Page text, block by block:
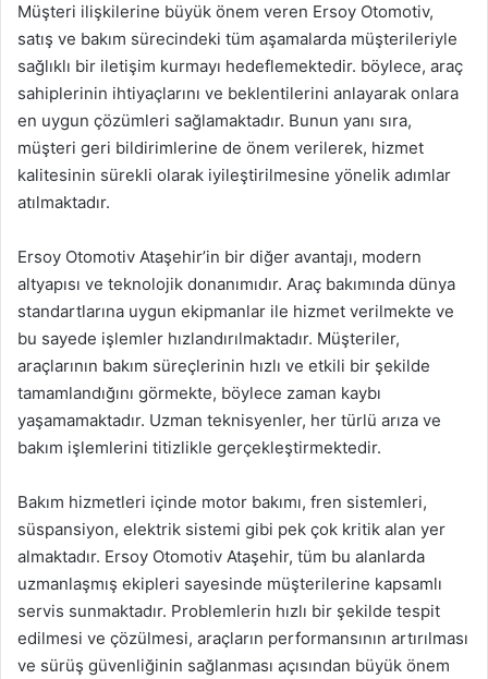
Müşteri ilişkilerine büyük önem veren Ersoy Otomotiv,
satış ve bakım sürecindeki tüm aşamalarda müşterileriyle
sağlıklı bir iletişim kurmayı hedeflemektedir. böylece, araç
sahiplerinin ihtiyaçlarını ve beklentilerini anlayarak onlara
en uygun çözümleri sağlamaktadır. Bunun yanı sıra,
müşteri geri bildirimlerine de önem verilerek, hizmet
kalitesinin sürekli olarak iyileştirilmesine yönelik adımlar
atılmaktadır.
Ersoy Otomotiv Ataşehir’in bir diğer avantajı, modern
altyapısı ve teknolojik donanımıdır. Araç bakımında dünya
standartlarına uygun ekipmanlar ile hizmet verilmekte ve
bu sayede işlemler hızlandırılmaktadır. Müşteriler,
araçlarının bakım süreçlerinin hızlı ve etkili bir şekilde
tamamlandığını görmekte, böylece zaman kaybı
yaşamamaktadır. Uzman teknisyenler, her türlü arıza ve
bakım işlemlerini titizlikle gerçekleştirmektedir.
Bakım hizmetleri içinde motor bakımı, fren sistemleri,
süspansiyon, elektrik sistemi gibi pek çok kritik alan yer
almaktadır. Ersoy Otomotiv Ataşehir, tüm bu alanlarda
uzmanlaşmış ekipleri sayesinde müşterilerine kapsamlı
servis sunmaktadır. Problemlerin hızlı bir şekilde tespit
edilmesi ve çözülmesi, araçların performansının artırılması
ve sürüş güvenliğinin sağlanması açısından büyük önem